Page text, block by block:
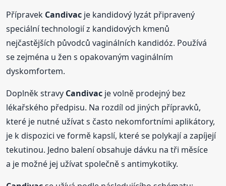
Přípravek Candivac je kandidový lyzát připravený
speciální technologií z kandidových kmenů
nejčastějších původců vaginálních kandidóz. Používá
se zejména u žen s opakovaným vaginálním
dyskomfortem.
Doplněk stravy Candivac je volně prodejný bez
lékařského předpisu. Na rozdíl od jiných přípravků,
které je nutné užívat s často nekomfortními aplikátory,
je k dispozici ve formě kapslí, které se polykají a zapíjejí
tekutinou. Jedno balení obsahuje dávku na tři měsíce
a je možné jej užívat společně s antimykotiky.